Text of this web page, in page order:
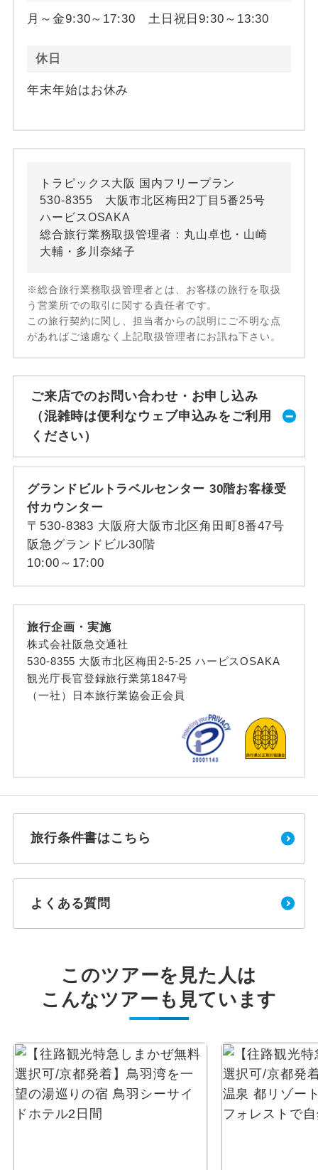
月～金9:30～17:30 土日祝日9:30～13:30
休日
年末年始はお休み
トラピックス大阪 国内フリープラン
530-8355 大阪市北区梅田2丁目5番25号
ハービスOSAKA
総合旅行業務取扱管理者：丸山卓也・山崎
大輔・多川奈緒子
※総合旅行業務取扱管理者とは、お客様の旅行を取扱
う営業所での取引に関する責任者です。
この旅行契約に関し、担当者からの説明にご不明な点
があればご遠慮なく上記取扱管理者にお訊ね下さい。
ご来店でのお問い合わせ・お申し込み
（混雑時は便利なウェブ申込みをご利用
ください）
グランドビルトラベルセンター 30階お客様受
付カウンター
〒530-8383 大阪府大阪市北区角田町8番47号
阪急グランドビル30階
10:00～17:00
旅行企画・実施
株式会社阪急交通社
530-8355 大阪市北区梅田2-5-25 ハービスOSAKA
観光庁長官登録旅行業第1847号
（一社）日本旅行業協会正会員
旅行条件書はこちら
よくある質問
このツアーを見た人は
こんなツアーも見ています